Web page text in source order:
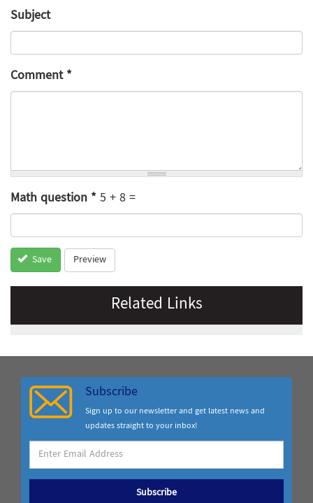
Subject
Comment*
Math question*5 + 8 =
Save Preview
Related Links
Subscribe
Sign up to our newsletter and get latest news and
updates straight to your inbox!
Subscribe